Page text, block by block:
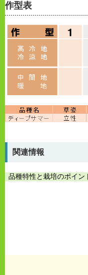
作型表
関連情報
品種特性と栽培のポイン